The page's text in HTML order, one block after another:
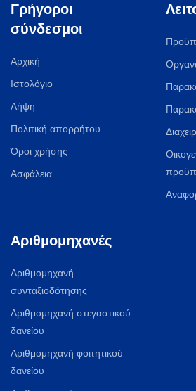
Γρήγοροι
σύνδεσμοι
Αρχική
Ιστολόγιο
Λήψη
Πολιτική απορρήτου
Όροι χρήσης
Ασφάλεια
Αριθμομηχανές
Αριθμομηχανή
συνταξιοδότησης
Αριθμομηχανή στεγαστικού
δανείου
Αριθμομηχανή φοιτητικού
δανείου